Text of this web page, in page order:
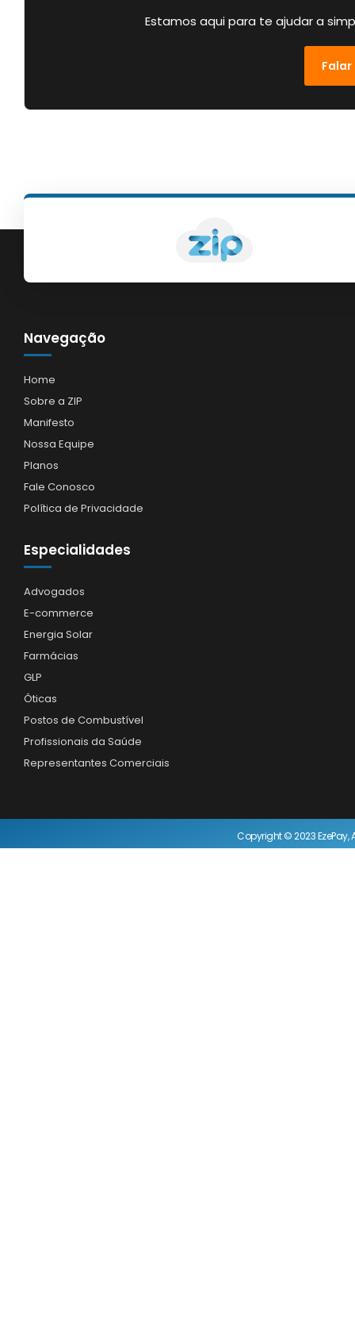
Estamos aqui para te ajudar a
Navegação
Home
Sobre a ZIP
Manifesto
Nossa Equipe
Planos
Fale Conosco
Política de Privacidade
Especialidades
Advogados
E-commerce
Energia Solar
Farmácias
GLP
Óticas
Postos de Combustível
Profissionais da Saúde
Representantes Comerciais
Copyright © 2023 EzePay,